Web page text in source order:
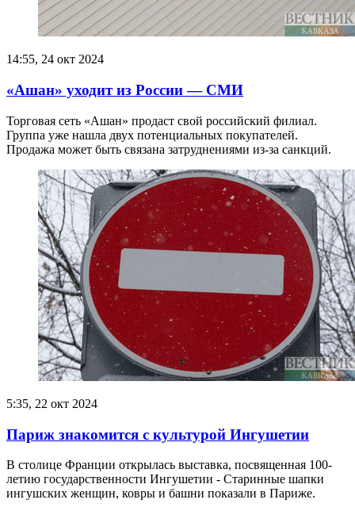
14:55, 24 окт 2024
«Ашан» уходит из России — СМИ
Торговая сеть «Ашан» продаст свой российский филиал.
Группа уже нашла двух потенциальных покупателей.
Продажа может быть связана затруднениями из-за санкций.
5:35, 22 окт 2024
Париж знакомится с культурой Ингушетии
В столице Франции открылась выставка, посвященная 100-
летию государственности Ингушетии - Старинные шапки
ингушских женщин, ковры и башни показали в Париже.